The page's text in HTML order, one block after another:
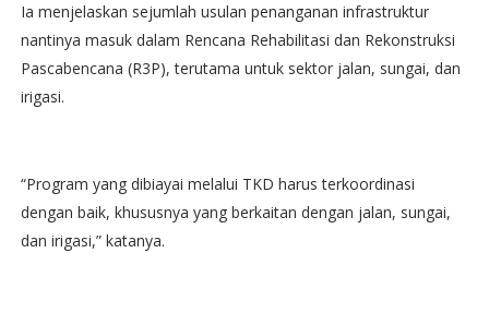
Ia menjelaskan sejumlah usulan penanganan infrastruktur
nantinya masuk dalam Rencana Rehabilitasi dan Rekonstruksi
Pascabencana (R3P), terutama untuk sektor jalan, sungai, dan
irigasi.
“Program yang dibiayai melalui TKD harus terkoordinasi
dengan baik, khususnya yang berkaitan dengan jalan, sungai,
dan irigasi,” katanya.